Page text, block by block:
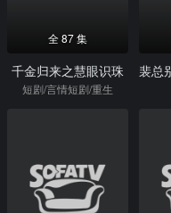
全 87 集
千金归来之慧眼识珠
短剧/言情短剧/重生